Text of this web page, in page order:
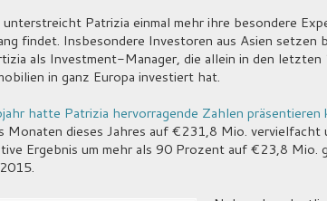
Patrizia einmal mehr ihre besondere
findet. Insbesondere Investoren aus Asien setzen
als Investment-Manager, die allein in den
in ganz Europa investiert hat.
hatte Patrizia hervorragende Zahlen präsentieren
Monaten dieses Jahres auf €231,8 Mio.
Ergebnis um mehr als 90 Prozent auf €23,8